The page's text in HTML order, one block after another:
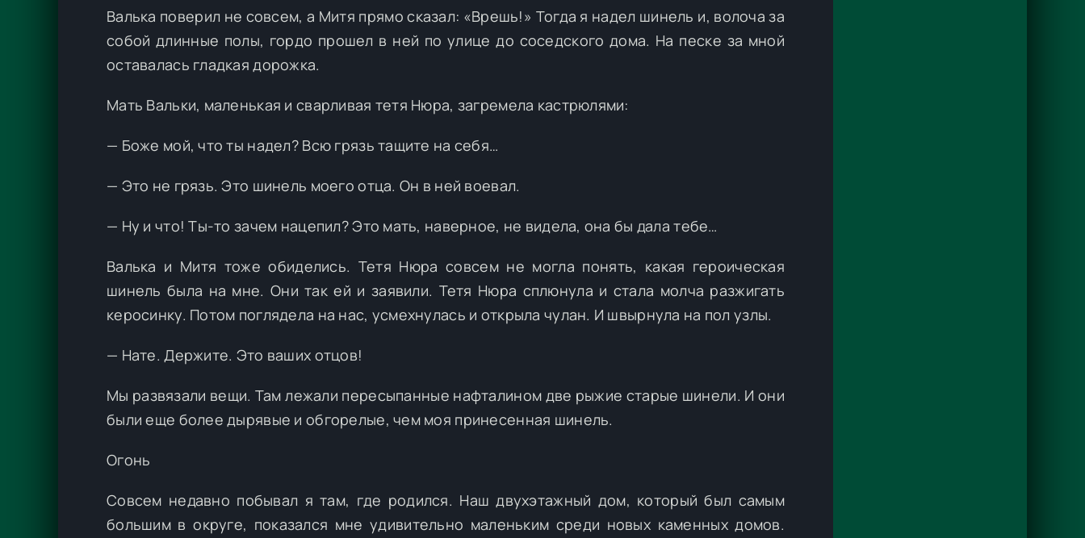
Валька поверил не совсем, а Митя прямо сказал: «Врешь!» Тогда я надел шинель и, волоча за
собой длинные полы, гордо прошел в ней по улице до соседского дома. На песке за мной
оставалась гладкая дорожка.
Мать Вальки, маленькая и сварливая тетя Нюра, загремела кастрюлями:
— Боже мой, что ты надел? Всю грязь тащите на себя…
— Это не грязь. Это шинель моего отца. Он в ней воевал.
— Ну и что! Ты-то зачем нацепил? Это мать, наверное, не видела, она бы дала тебе…
Валька и Митя тоже обиделись. Тетя Нюра совсем не могла понять, какая героическая
шинель была на мне. Они так ей и заявили. Тетя Нюра сплюнула и стала молча разжигать
керосинку. Потом поглядела на нас, усмехнулась и открыла чулан. И швырнула на пол узлы.
— Нате. Держите. Это ваших отцов!
Мы развязали вещи. Там лежали пересыпанные нафталином две рыжие старые шинели. И они
были еще более дырявые и обгорелые, чем моя принесенная шинель.
Огонь
Совсем недавно побывал я там, где родился. Наш двухэтажный дом, который был самым
большим в округе, показался мне удивительно маленьким среди новых каменных домов.